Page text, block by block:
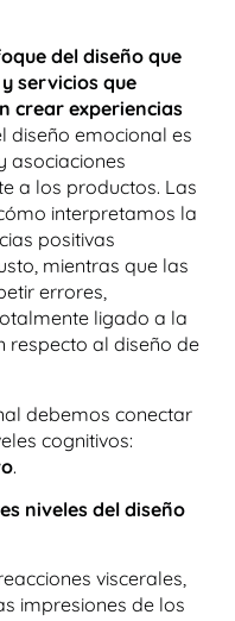
del diseño que
servicios que
crear experiencias
diseño emocional es
asociaciones
a los productos. Las
interpretamos la
positivas
mientras que las
errores,
ligado a la
respecto al diseño de
debemos conectar
cognitivos:
.
niveles del diseño
viscerales,
impresiones de los